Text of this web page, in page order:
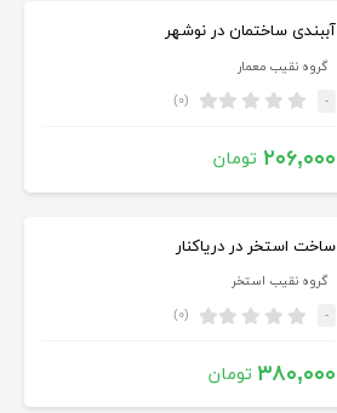
آببندی ساختمان در نوشهر
گروه نقیب معمار
- (۰)
۲۰۶,۰۰۰ تومان
ساخت استخر در دریاکنار
گروه نقیب استخر
- (۰)
۳۸۰,۰۰۰ تومان